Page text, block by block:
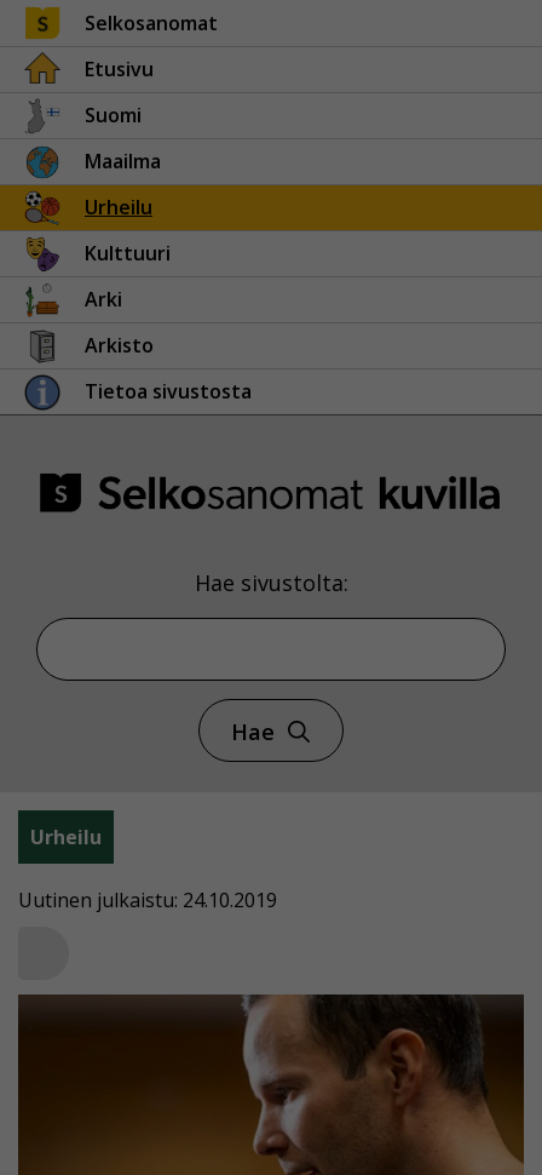
Selkosanomat
Etusivu
Suomi
Maailma
Urheilu
Kulttuuri
Arki
Arkisto
Tietoa sivustosta
Hae sivustolta:
Hae
Urheilu
Uutinen julkaistu: 24.10.2019